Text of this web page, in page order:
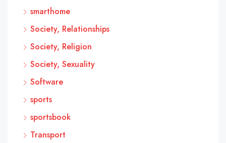
smarthome
Society, Relationships
Society, Religion
Society, Sexuality
Software
sports
sportsbook
Transport